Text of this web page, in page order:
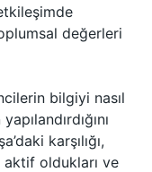
değerleri
bilgiyi nasıl
karşılığı,
oldukları ve